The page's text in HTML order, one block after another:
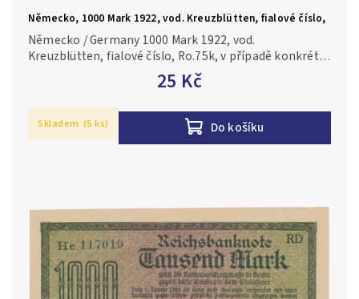
Německo, 1000 Mark 1922, vod. Kreuzblütten, fialové číslo,
Ro.75k
25 Kč
Do košíku
Německo / Germany 1000 Mark 1922, vod.
Kreuzblütten, fialové číslo, Ro.75k, v případě konkrétní
firmy nebo číslovače je foto pouze ilustrační 1-2/XF-
Skladem (5 ks)